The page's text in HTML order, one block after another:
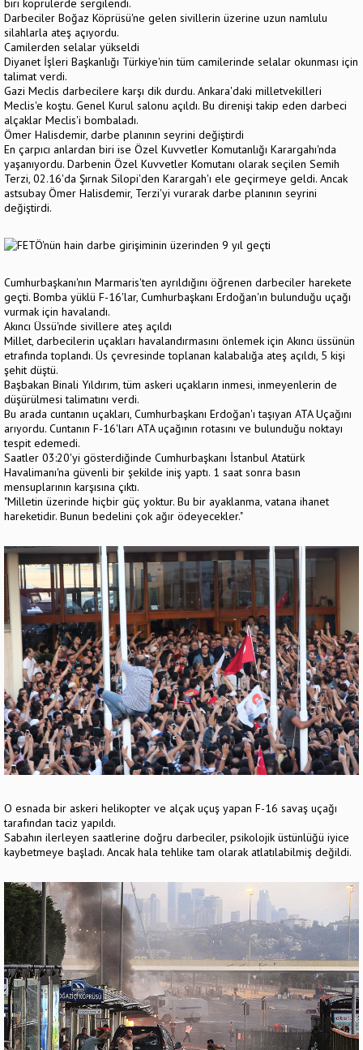
Darbeciler Boğaz Köprüsü'ne gelen sivillerin üzerine uzun namlulu
silahlarla ateş açıyordu.
Camilerden selalar yükseldi
Diyanet İşleri Başkanlığı Türkiye'nin tüm camilerinde selalar okunması için
talimat verdi.
Gazi Meclis darbecilere karşı dik durdu. Ankara'daki milletvekilleri
Meclis'e koştu. Genel Kurul salonu açıldı. Bu direnişi takip eden darbeci
alçaklar Meclis'i bombaladı.
Ömer Halisdemir, darbe planının seyrini değiştirdi
En çarpıcı anlardan biri ise Özel Kuvvetler Komutanlığı Karargahı'nda
yaşanıyordu. Darbenin Özel Kuvvetler Komutanı olarak seçilen Semih
Terzi, 02.16'da Şırnak Silopi'den Karargah'ı ele geçirmeye geldi. Ancak
astsubay Ömer Halisdemir, Terzi'yi vurarak darbe planının seyrini
değiştirdi.
Cumhurbaşkanı'nın Marmaris'ten ayrıldığını öğrenen darbeciler harekete
geçti. Bomba yüklü F-16'lar, Cumhurbaşkanı Erdoğan'ın bulunduğu uçağı
vurmak için havalandı.
Akıncı Üssü'nde sivillere ateş açıldı
Millet, darbecilerin uçakları havalandırmasını önlemek için Akıncı üssünün
etrafında toplandı. Üs çevresinde toplanan kalabalığa ateş açıldı, 5 kişi
şehit düştü.
Başbakan Binali Yıldırım, tüm askeri uçakların inmesi, inmeyenlerin de
düşürülmesi talimatını verdi.
Bu arada cuntanın uçakları, Cumhurbaşkanı Erdoğan'ı taşıyan ATA Uçağını
arıyordu. Cuntanın F-16'ları ATA uçağının rotasını ve bulunduğu noktayı
tespit edemedi.
Saatler 03:20'yi gösterdiğinde Cumhurbaşkanı İstanbul Atatürk
Havalimanı'na güvenli bir şekilde iniş yaptı. 1 saat sonra basın
mensuplarının karşısına çıktı.
"Milletin üzerinde hiçbir güç yoktur. Bu bir ayaklanma, vatana ihanet
hareketidir. Bunun bedelini çok ağır ödeyecekler."
O esnada bir askeri helikopter ve alçak uçuş yapan F-16 savaş uçağı
tarafından taciz yapıldı.
Sabahın ilerleyen saatlerine doğru darbeciler, psikolojik üstünlüğü iyice
kaybetmeye başladı. Ancak hala tehlike tam olarak atlatılabilmiş değildi.